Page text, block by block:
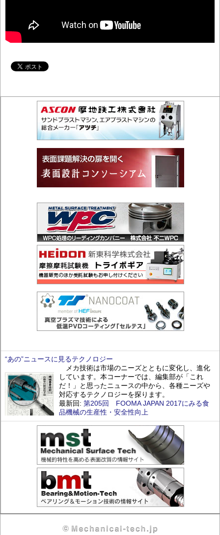
“あの”ニュースに見るテクノロジー
メカ技術は市場のニーズとともに変化し、進化
しています。本コーナーでは、編集部が「これ
だ！」と思ったニュースの中から、各種ニーズや
対応するテクノロジーを探ります。
最新回: 第205回 FOOMA JAPAN 2017にみる食
品機械の生産性・安全性向上